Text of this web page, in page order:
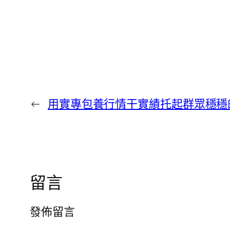
← 用實專包養行情干實績托起群眾穩
留言
發佈留言